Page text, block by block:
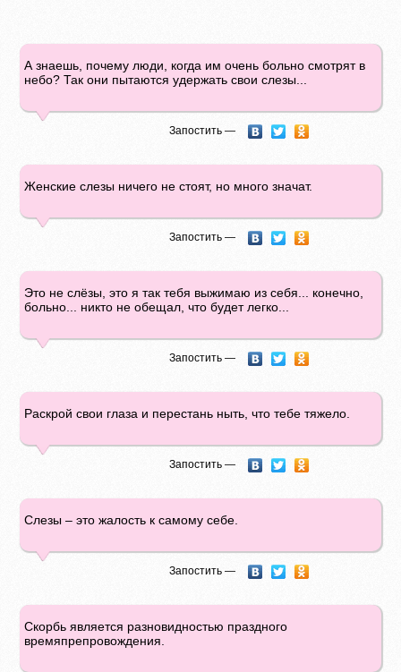
А знаешь, почему люди, когда им очень больно смотрят в
небо? Так они пытаются удержать свои слезы...
Запостить —
Женские слезы ничего не стоят, но много значат.
Запостить —
Это не слёзы, это я так тебя выжимаю из себя... конечно,
больно... никто не обещал, что будет легко...
Запостить —
Раскрой свои глаза и перестань ныть, что тебе тяжело.
Запостить —
Слезы – это жалость к самому себе.
Запостить —
Скорбь является разновидностью праздного
времяпрепровождения.